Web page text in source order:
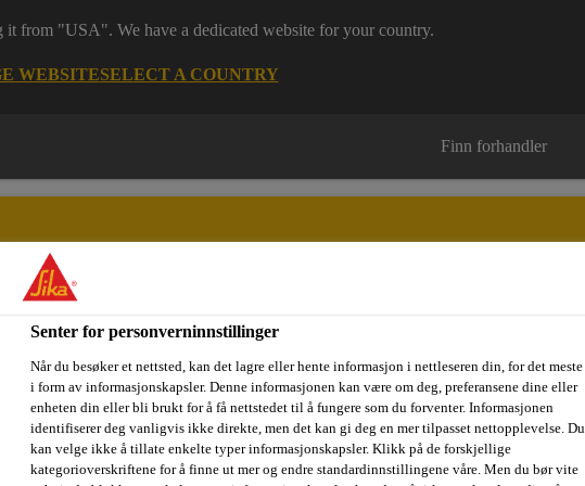
it from "USA". We have a dedicated website for your country.
WEBSITESELECT A COUNTRY
Finn forhandler
Impregnering Sikagard® H 303
Senter for personverninnstillinger
Når du besøker et nettsted, kan det lagre eller hente informasjon i nettleseren din, for det meste
i form av informasjonskapsler. Denne informasjonen kan være om deg, preferansene dine eller
enheten din eller bli brukt for å få nettstedet til å fungere som du forventer. Informasjonen
identifiserer deg vanligvis ikke direkte, men det kan gi deg en mer tilpasset nettopplevelse. Du
kan velge ikke å tillate enkelte typer informasjonskapsler. Klikk på de forskjellige
kategorioverskriftene for å finne ut mer og endre standardinnstillingene våre. Men du bør vite